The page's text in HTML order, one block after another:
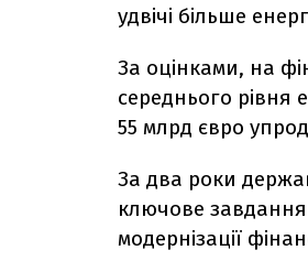
удвічі більше
За оцінками, на
середнього рівня
55 млрд євро
За два роки
ключове
модернізації